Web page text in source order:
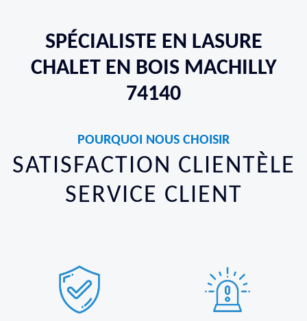
SPÉCIALISTE EN LASURE
CHALET EN BOIS MACHILLY
74140
POURQUOI NOUS CHOISIR
SATISFACTION CLIENTÈLE
SERVICE CLIENT